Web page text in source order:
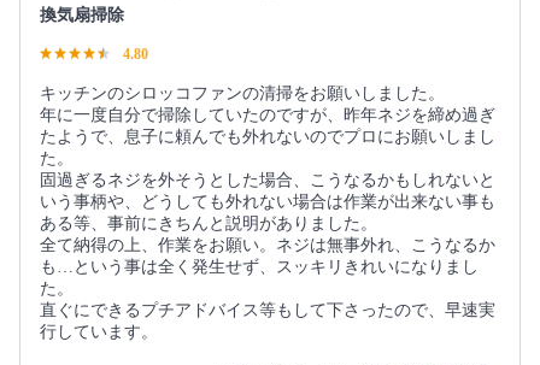
換気扇掃除
4.80
キッチンのシロッコファンの清掃をお願いしました。
年に一度自分で掃除していたのですが、昨年ネジを締め過ぎ
たようで、息子に頼んでも外れないのでプロにお願いしまし
た。
固過ぎるネジを外そうとした場合、こうなるかもしれないと
いう事柄や、どうしても外れない場合は作業が出来ない事も
ある等、事前にきちんと説明がありました。
全て納得の上、作業をお願い。ネジは無事外れ、こうなるか
も…という事は全く発生せず、スッキリきれいになりまし
た。
直ぐにできるプチアドバイス等もして下さったので、早速実
行しています。